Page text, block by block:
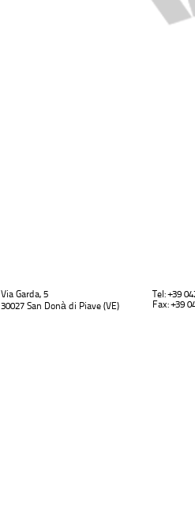
Via Garda, 5
30027 San Donà di Piave (VE)
Tel: +39
Fax: +39